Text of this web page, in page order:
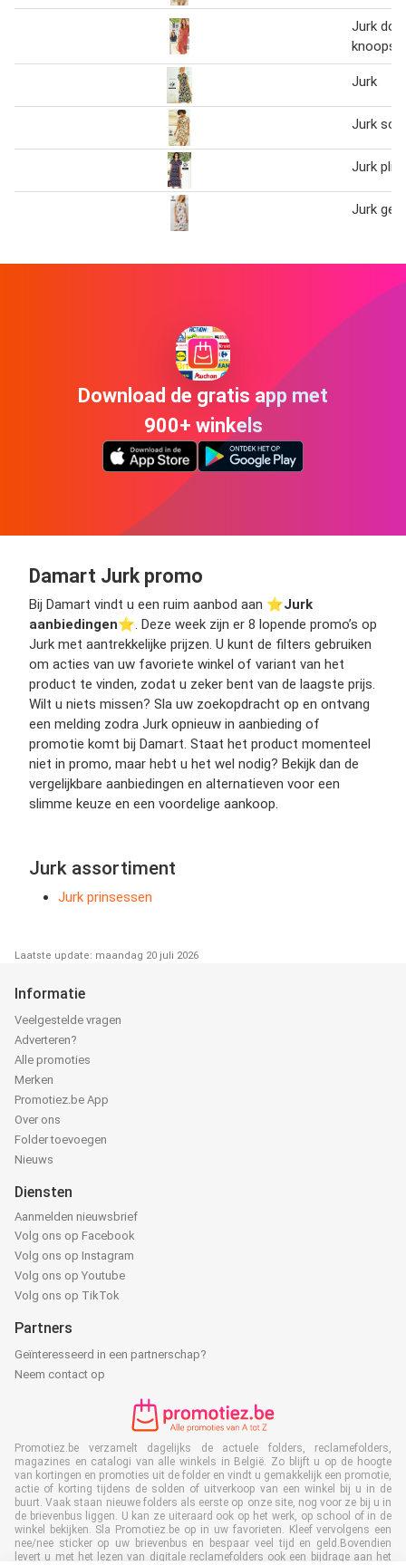
Jurk
Jurk
Jurk
Jurk
Jurk
Download de gratis app met
900+ winkels
Damart Jurk promo
Bij Damart vindt u een ruim aanbod aan ⭐️Jurk
aanbiedingen⭐️. Deze week zijn er 8 lopende promo’s op
Jurk met aantrekkelijke prijzen. U kunt de filters gebruiken
om acties van uw favoriete winkel of variant van het
product te vinden, zodat u zeker bent van de laagste prijs.
Wilt u niets missen? Sla uw zoekopdracht op en ontvang
een melding zodra Jurk opnieuw in aanbieding of
promotie komt bij Damart. Staat het product momenteel
niet in promo, maar hebt u het wel nodig? Bekijk dan de
vergelijkbare aanbiedingen en alternatieven voor een
slimme keuze en een voordelige aankoop.
Jurk assortiment
Jurk prinsessen
Laatste update: maandag 20 juli 2026
Informatie
Veelgestelde vragen
Adverteren?
Alle promoties
Merken
Promotiez.be App
Over ons
Folder toevoegen
Nieuws
Diensten
Aanmelden nieuwsbrief
Volg ons op Facebook
Volg ons op Instagram
Volg ons op Youtube
Volg ons op TikTok
Partners
Geïnteresseerd in een partnerschap?
Neem contact op
Promotiez.be verzamelt dagelijks de actuele folders, reclamefolders,
magazines en catalogi van alle winkels in België. Zo blijft u op de hoogte
van kortingen en promoties uit de folder en vindt u gemakkelijk een promotie,
actie of korting tijdens de solden of uitverkoop van een winkel bij u in de
buurt. Vaak staan nieuwe folders als eerste op onze site, nog voor ze bij u in
de brievenbus liggen. U kan ze uiteraard ook op het werk, op school of in de
winkel bekijken. Sla Promotiez.be op in uw favorieten. Kleef vervolgens een
nee/nee sticker op uw brievenbus en bespaar veel tijd en geld.Bovendien
levert u met het lezen van digitale reclamefolders ook een bijdrage aan het